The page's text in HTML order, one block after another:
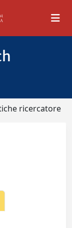
ricercatore